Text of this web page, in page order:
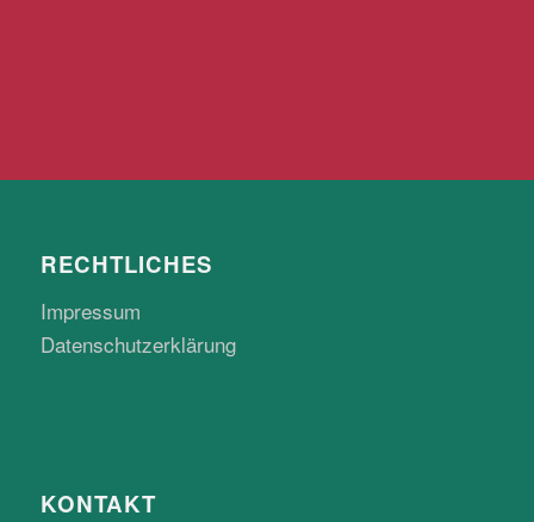
RECHTLICHES
Impressum
Datenschutzerklärung
KONTAKT